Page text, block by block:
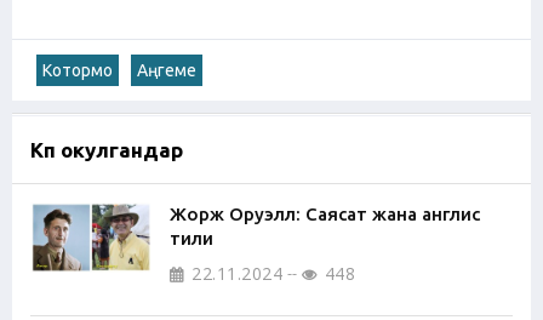
Котормо Аңгеме
Көп окулгандар
Жорж Оруэлл: Саясат жана англис
тили
22.11.2024 448